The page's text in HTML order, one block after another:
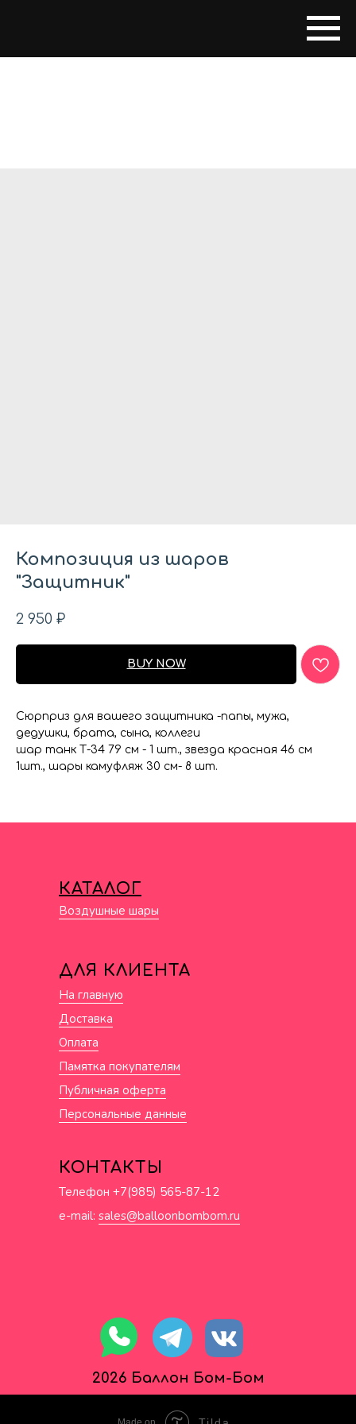
Композиция из шаров
"Защитник"
2 950 ₽
BUY NOW
Сюрприз для вашего защитника -папы, мужа,
дедушки, брата, сына, коллеги
шар танк Т-34 79 см - 1 шт., звезда красная 46 см
1шт., шары камуфляж 30 см- 8 шт.
КАТАЛОГ
Воздушные шары
ДЛЯ КЛИЕНТА
На главную
Доставка
Оплата
Памятка покупателям
Публичная оферта
Персональные данные
КОНТАКТЫ
Телефон +7(985) 565-87-12
e-mail: sales@balloonbombom.ru
2026 Баллон Бом-Бом